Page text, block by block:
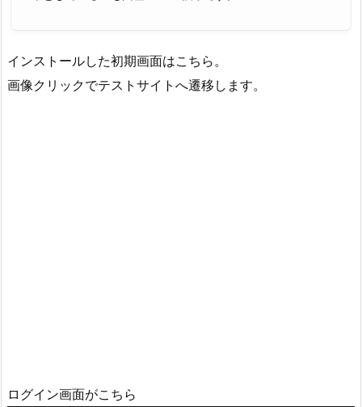
インストールした初期画面はこちら。
画像クリックでテストサイトへ遷移します。
ログイン画面がこちら